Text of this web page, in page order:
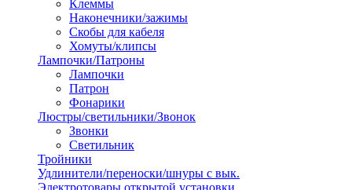
Клеммы
Наконечники/зажимы
Скобы для кабеля
Хомуты/клипсы
Лампочки/Патроны
Лампочки
Патрон
Фонарики
Люстры/светильники/Звонок
Звонки
Светильник
Тройники
Удлинители/переноски/шнуры с вык.
Электротовары открытой установки